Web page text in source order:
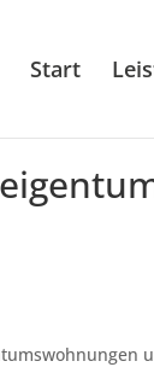
Start